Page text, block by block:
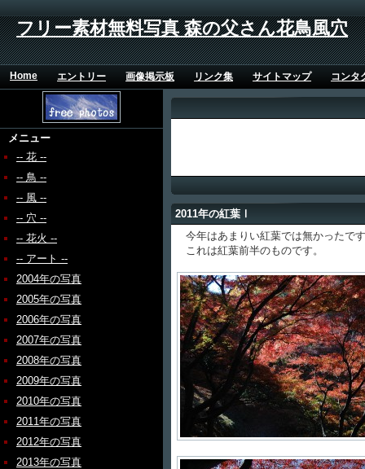
フリー素材無料写真 森の父さん花鳥風穴
Home エントリー 画像掲示板 リンク集 サイトマップ コンタ
メニュー
-- 花 --
-- 鳥 --
-- 風 --
-- 穴 --
-- 花火 --
-- アート --
2004年の写真
2005年の写真
2006年の写真
2007年の写真
2008年の写真
2009年の写真
2010年の写真
2011年の写真
2012年の写真
2013年の写真
2011年の紅葉Ⅰ
今年はあまりい紅葉では無かったで
これは紅葉前半のものです。